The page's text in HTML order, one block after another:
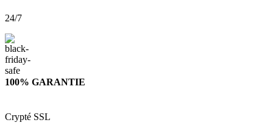
24/7
100% GARANTIE
Crypté SSL